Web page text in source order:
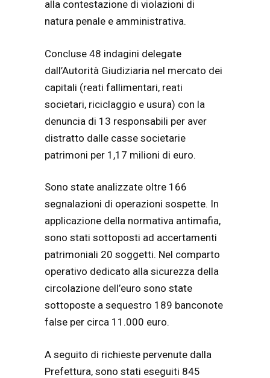
alla contestazione di violazioni di
natura penale e amministrativa.
Concluse 48 indagini delegate
dall’Autorità Giudiziaria nel mercato dei
capitali (reati fallimentari, reati
societari, riciclaggio e usura) con la
denuncia di 13 responsabili per aver
distratto dalle casse societarie
patrimoni per 1,17 milioni di euro.
Sono state analizzate oltre 166
segnalazioni di operazioni sospette. In
applicazione della normativa antimafia,
sono stati sottoposti ad accertamenti
patrimoniali 20 soggetti. Nel comparto
operativo dedicato alla sicurezza della
circolazione dell’euro sono state
sottoposte a sequestro 189 banconote
false per circa 11.000 euro.
A seguito di richieste pervenute dalla
Prefettura, sono stati eseguiti 845